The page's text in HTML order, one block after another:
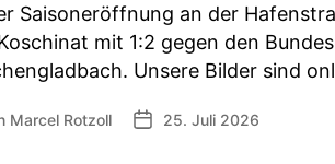
Saisoneröffnung an der
mit 1:2 gegen den
Unsere Bilder sind
Marcel Rotzoll Veröffentlichungsdatum
25. Juli 2026